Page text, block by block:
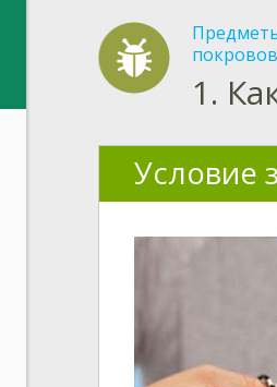
покровов
1.
Условие